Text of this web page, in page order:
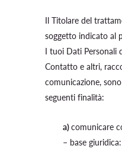
Il Titolare del
soggetto indicato al
I tuoi Dati Personali
Contatto e altri,
comunicazione,
seguenti finalità:
a)comunicare
– base giuridica: